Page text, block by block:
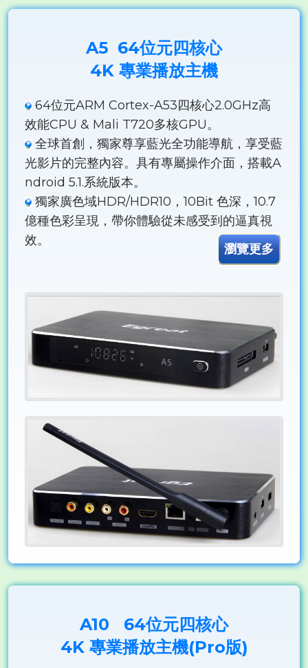
A5 64位元四核心
4K 專業播放主機
64位元ARM Cortex-A53四核心2.0GHz高
效能CPU & Mali T720多核GPU。
全球首創，獨家尊享藍光全功能導航，享受藍
光影片的完整內容。具有專屬操作介面，搭載A
ndroid 5.1.系統版本。
獨家廣色域HDR/HDR10，10Bit 色深，10.7
億種色彩呈現，帶你體驗從未感受到的逼真視
效。
瀏覽更多
A10 64位元四核心
4K 專業播放主機(Pro版)